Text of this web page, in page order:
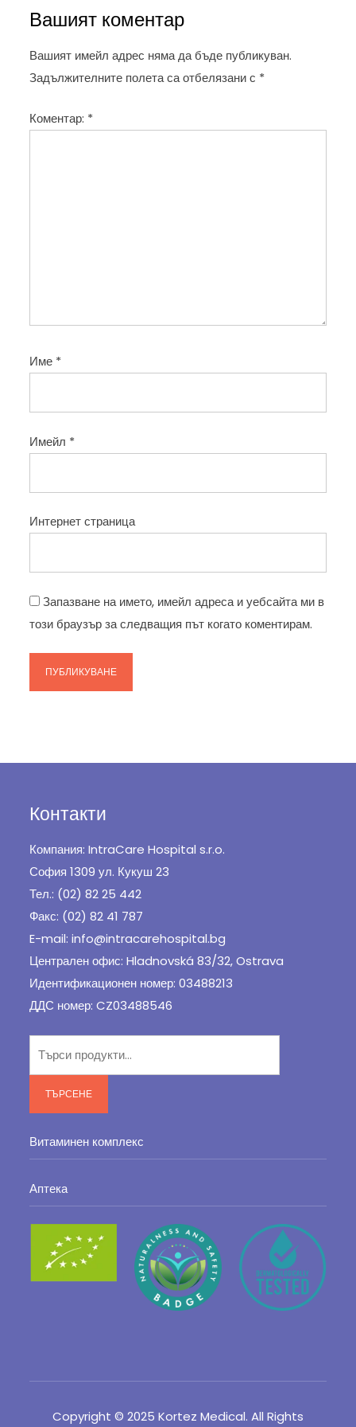
и
г
а
ц
я
Вашият коментар
Вашият имейл адрес няма да бъде публикуван.
Задължителните полета са отбелязани с *
Коментар: *
Име *
Имейл *
Интернет страница
Запазване на името, имейл адреса и уебсайта ми в
този браузър за следващия път когато коментирам.
Контакти
Компания: IntraCare Hospital s.r.o.
София 1309 ул. Кукуш 23
Тел.: (02) 82 25 442
Факс: (02) 82 41 787
E-mail: info@intracarehospital.bg
Централен офис: Hladnovská 83/32, Ostrava
Идентификационен номер: 03488213
ДДС номер: CZ03488546
ТЪРСЕНЕ
Витаминен комплекс
Аптека
Copyright © 2025 Kortez Medical. All Rights